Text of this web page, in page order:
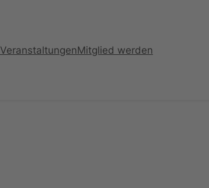
VeranstaltungenMitglied werden